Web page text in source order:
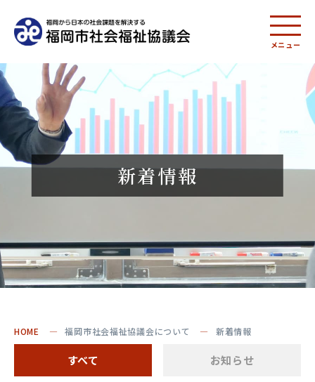
メニュー
新着情報
HOME 福岡市社会福祉協議会について 新着情報
すべて お知らせ